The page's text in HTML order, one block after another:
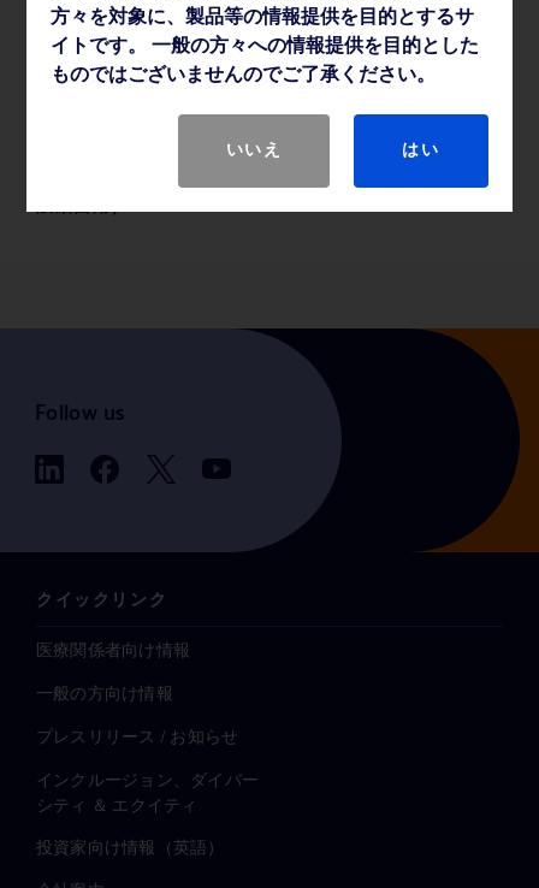
BD センシ・ディスク™ 薬剤感受性試験（一
Follow us
クイックリンク
医療関係者向け情報
一般の方向け情報
プレスリリース / お知らせ
インクルージョン、ダイバー
シティ ＆ エクイティ
投資家向け情報（英語）
方々を対象に、製品等の情報提供を目的とするサ
イトです。 一般の方々への情報提供を目的とした
ものではございませんのでご了承ください。
いいえ はい